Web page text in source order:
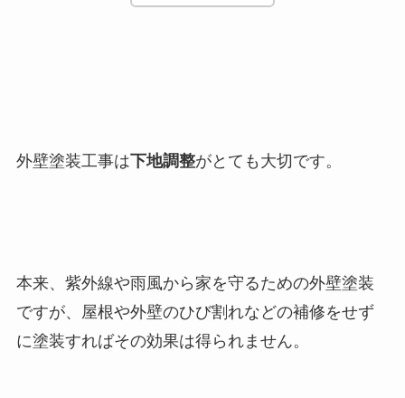
外壁塗装工事は下地調整がとても大切です。
本来、紫外線や雨風から家を守るための外壁塗装
ですが、屋根や外壁のひび割れなどの補修をせず
に塗装すればその効果は得られません。